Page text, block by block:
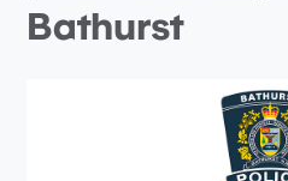
Bathurst